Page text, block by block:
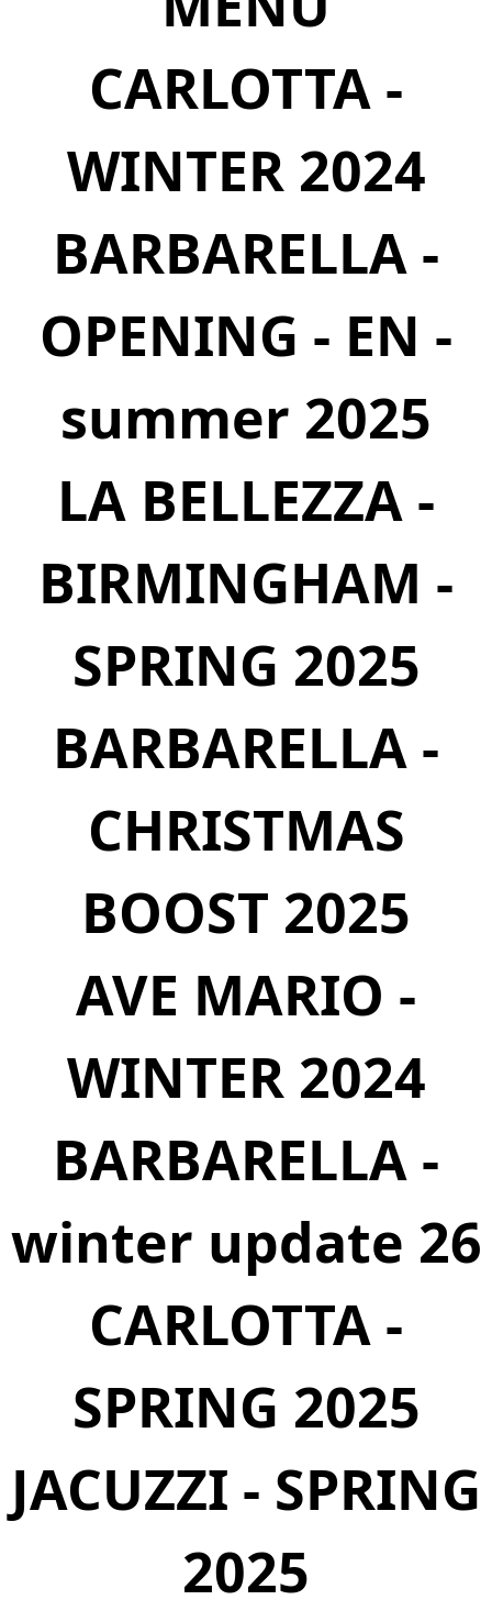
CARLOTTA -
WINTER 2024
BARBARELLA -
OPENING - EN -
summer 2025
LA BELLEZZA -
BIRMINGHAM -
SPRING 2025
BARBARELLA -
CHRISTMAS
BOOST 2025
AVE MARIO -
WINTER 2024
BARBARELLA -
winter update 26
CARLOTTA -
SPRING 2025
JACUZZI - SPRING
2025